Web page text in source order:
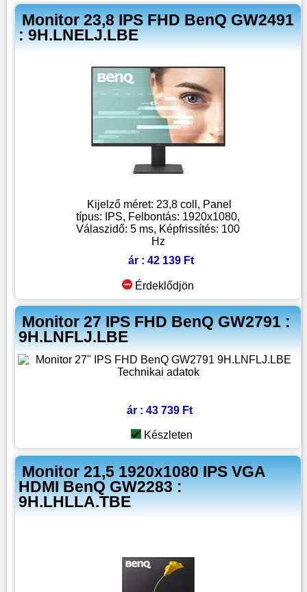
Monitor 23,8 IPS FHD BenQ GW2491
: 9H.LNELJ.LBE
Kijelző méret: 23,8 coll, Panel
típus: IPS, Felbontás: 1920x1080,
Válaszidő: 5 ms, Képfrissítés: 100
Hz
ár : 42 139 Ft
Érdeklődjön
Monitor 27 IPS FHD BenQ GW2791 :
9H.LNFLJ.LBE
ár : 43 739 Ft
Készleten
Monitor 21,5 1920x1080 IPS VGA
HDMI BenQ GW2283 :
9H.LHLLA.TBE